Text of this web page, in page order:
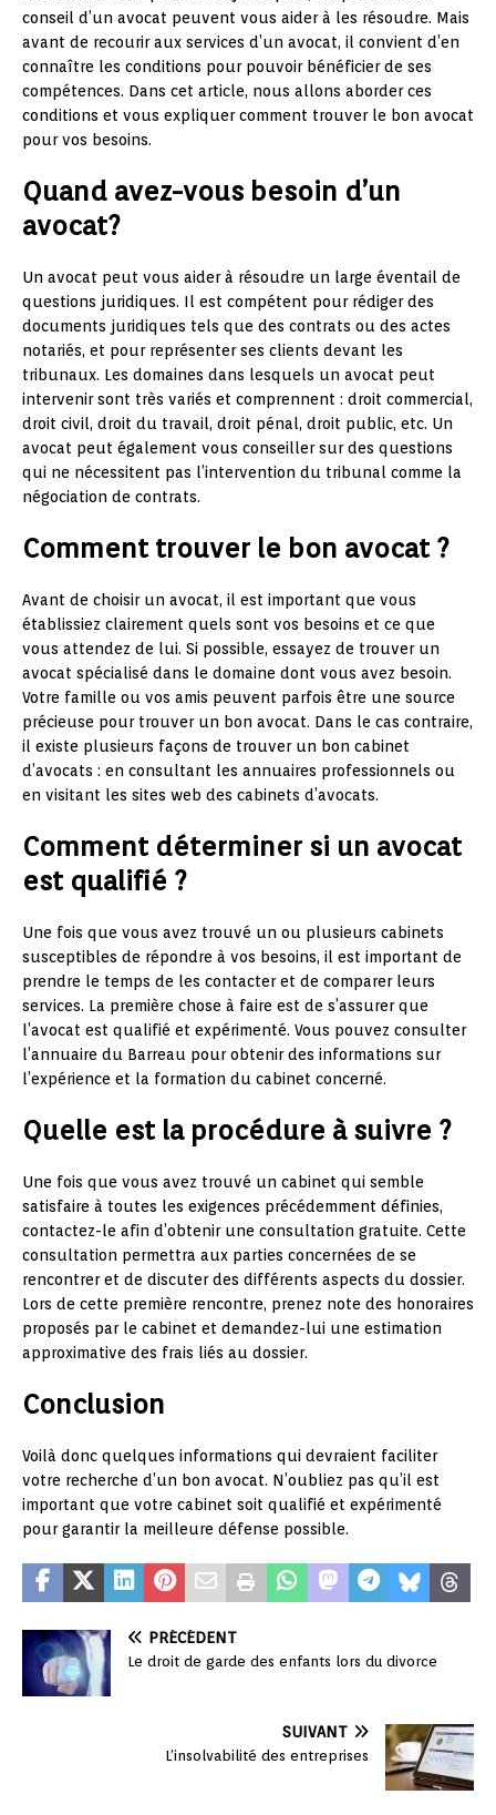
conseil d’un avocat peuvent vous aider à les résoudre. Mais
avant de recourir aux services d’un avocat, il convient d’en
connaître les conditions pour pouvoir bénéficier de ses
compétences. Dans cet article, nous allons aborder ces
conditions et vous expliquer comment trouver le bon avocat
pour vos besoins.
Quand avez-vous besoin d’un
avocat?
Un avocat peut vous aider à résoudre un large éventail de
questions juridiques. Il est compétent pour rédiger des
documents juridiques tels que des contrats ou des actes
notariés, et pour représenter ses clients devant les
tribunaux. Les domaines dans lesquels un avocat peut
intervenir sont très variés et comprennent : droit commercial,
droit civil, droit du travail, droit pénal, droit public, etc. Un
avocat peut également vous conseiller sur des questions
qui ne nécessitent pas l’intervention du tribunal comme la
négociation de contrats.
Comment trouver le bon avocat ?
Avant de choisir un avocat, il est important que vous
établissiez clairement quels sont vos besoins et ce que
vous attendez de lui. Si possible, essayez de trouver un
avocat spécialisé dans le domaine dont vous avez besoin.
Votre famille ou vos amis peuvent parfois être une source
précieuse pour trouver un bon avocat. Dans le cas contraire,
il existe plusieurs façons de trouver un bon cabinet
d’avocats : en consultant les annuaires professionnels ou
en visitant les sites web des cabinets d’avocats.
Comment déterminer si un avocat
est qualifié ?
Une fois que vous avez trouvé un ou plusieurs cabinets
susceptibles de répondre à vos besoins, il est important de
prendre le temps de les contacter et de comparer leurs
services. La première chose à faire est de s’assurer que
l’avocat est qualifié et expérimenté. Vous pouvez consulter
l’annuaire du Barreau pour obtenir des informations sur
l’expérience et la formation du cabinet concerné.
Quelle est la procédure à suivre ?
Une fois que vous avez trouvé un cabinet qui semble
satisfaire à toutes les exigences précédemment définies,
contactez-le afin d’obtenir une consultation gratuite. Cette
consultation permettra aux parties concernées de se
rencontrer et de discuter des différents aspects du dossier.
Lors de cette première rencontre, prenez note des honoraires
proposés par le cabinet et demandez-lui une estimation
approximative des frais liés au dossier.
Conclusion
Voilà donc quelques informations qui devraient faciliter
votre recherche d’un bon avocat. N’oubliez pas qu’il est
important que votre cabinet soit qualifié et expérimenté
pour garantir la meilleure défense possible.
PRÉCÉDENT
Le droit de garde des enfants lors du divorce
SUIVANT
L’insolvabilité des entreprises